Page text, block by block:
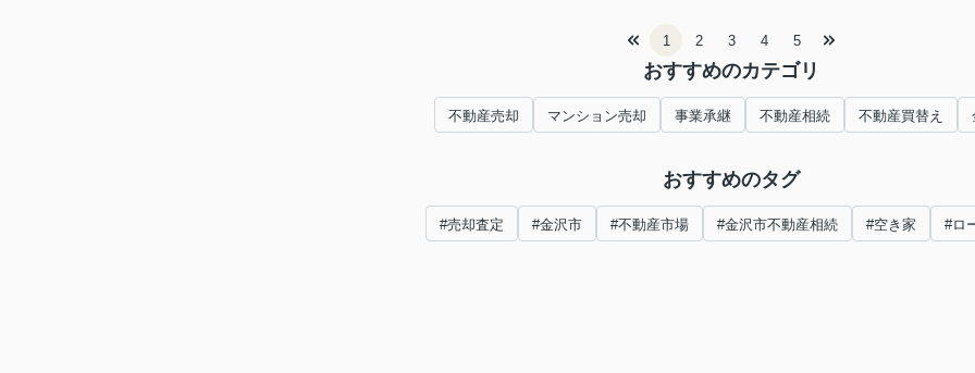
1 2 3 4 5
おすすめのカテゴリ
不動産売却 マンション売却 事業承継 不動産相続 不動産買替え
おすすめのタグ
#売却査定 #金沢市 #不動産市場 #金沢市不動産相続 #空き家 #ロ